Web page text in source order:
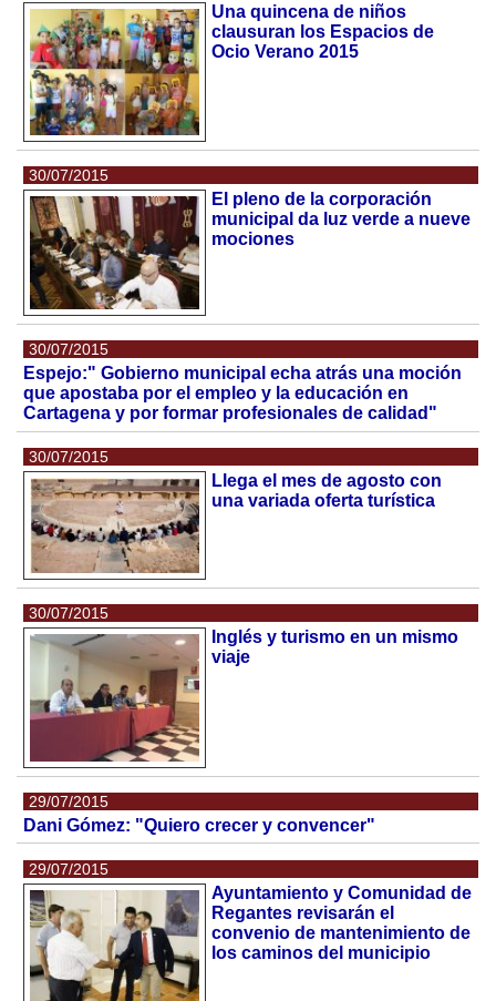
Una quincena de niños
clausuran los Espacios de
Ocio Verano 2015
30/07/2015
El pleno de la corporación
municipal da luz verde a nueve
mociones
30/07/2015
Espejo:" Gobierno municipal echa atrás una moción
que apostaba por el empleo y la educación en
Cartagena y por formar profesionales de calidad"
30/07/2015
Llega el mes de agosto con
una variada oferta turística
30/07/2015
Inglés y turismo en un mismo
viaje
29/07/2015
Dani Gómez: "Quiero crecer y convencer"
29/07/2015
Ayuntamiento y Comunidad de
Regantes revisarán el
convenio de mantenimiento de
los caminos del municipio